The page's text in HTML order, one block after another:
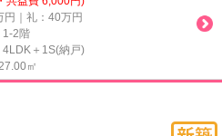
円｜礼：40万円
1-2階
4LDK＋1S(納戸)
㎡